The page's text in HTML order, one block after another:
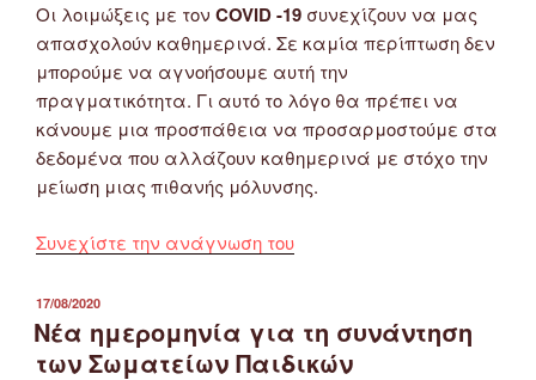
Οι λοιμώξεις με τον COVID -19 συνεχίζουν να μας
απασχολούν καθημερινά. Σε καμία περίπτωση δεν
μπορούμε να αγνοήσουμε αυτή την
πραγματικότητα. Γι αυτό το λόγο θα πρέπει να
κάνουμε μια προσπάθεια να προσαρμοστούμε στα
δεδομένα που αλλάζουν καθημερινά με στόχο την
μείωση μιας πιθανής μόλυνσης.
Συνεχίστε την ανάγνωση του“Υγειονομικό
Ποδοσφαίρου
ΕΠΟ
ΔΗΜΟΣΙΕΎΤΗΚΕ
ΣΤΙΣ
17/08/2020
Νέα ημερομηνία για τη συνάντηση
των Σωματείων Παιδικών